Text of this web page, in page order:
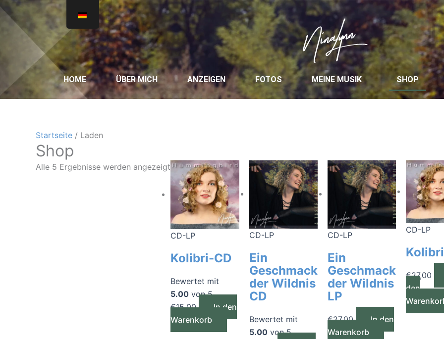
Zum
Inhalt
springen
HOME ÜBER MICH ANZEIGEN FOTOS MEINE MUSIK SHOP
Startseite / Laden
Shop
Alle 5 Ergebnisse werden angezeigt
Nach
Beliebtheit
sortiert
CD-LP
Kolibri-CD
Bewertet mit
5.00 von 5
€15,00
In den
Warenkorb
CD-LP
Ein
Geschmack
der Wildnis
CD
Bewertet mit
5.00 von 5
CD-LP
Ein
Geschmack
der Wildnis
LP
€27,00
In den
Warenkorb
CD-LP
€27,00
den